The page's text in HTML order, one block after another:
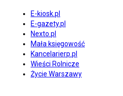
E-kiosk.pl
E-gazety.pl
Nexto.pl
Mała księgowość
Kancelarierp.pl
Wieści Rolnicze
Życie Warszawy